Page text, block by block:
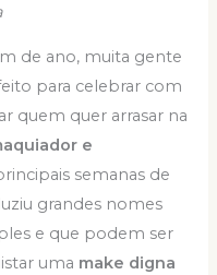
de ano, muita gente
para celebrar com
quem quer arrasar na
e
semanas de
grandes nomes
e que podem ser
uma make digna